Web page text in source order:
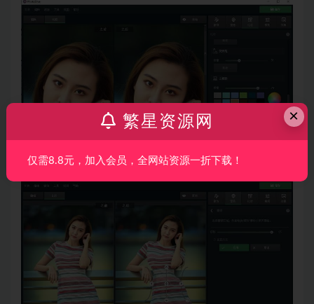
×
繁星资源网
仅需8.8元，加入会员，全网站资源一折下载！